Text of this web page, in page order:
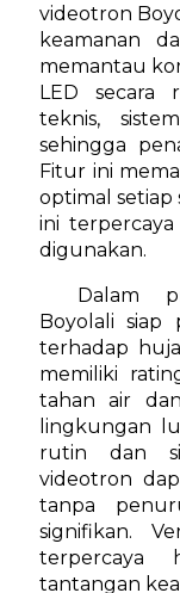
videotron
keamanan
memantau
LED secara
teknis,
sehingga
Fitur ini
optimal setiap
ini
digunakan.
Dalam
Boyolali siap
terhadap
memiliki
tahan air
lingkungan
rutin dan
videotron
tanpa
signifikan.
terpercaya
tantangan